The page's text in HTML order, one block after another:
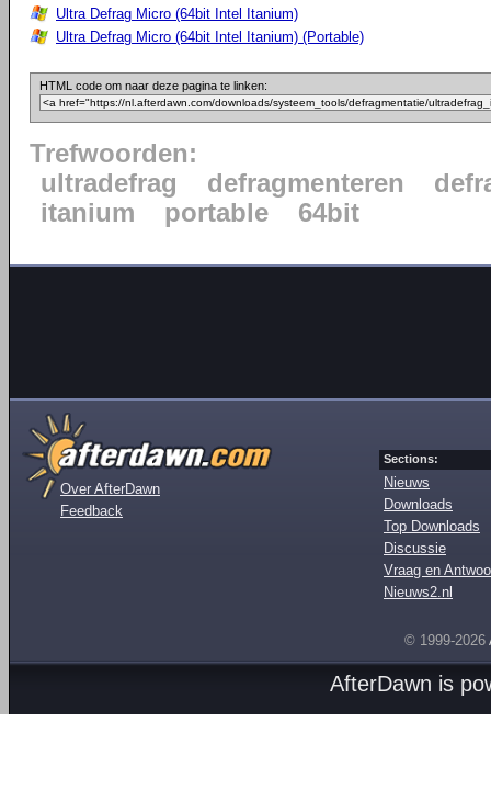
Ultra Defrag Micro (64bit Intel Itanium)
Ultra Defrag Micro (64bit Intel Itanium) (Portable)
HTML code om naar deze pagina te linken:
Trefwoorden:
ultradefrag
defragmenteren
itanium
portable 64bit
Over AfterDawn
Feedback
Sections:
Nieuws
Downloads
Top Downloads
Discussie
Vraag en
Nieuws2.nl
© 1999-2026
AfterDawn is